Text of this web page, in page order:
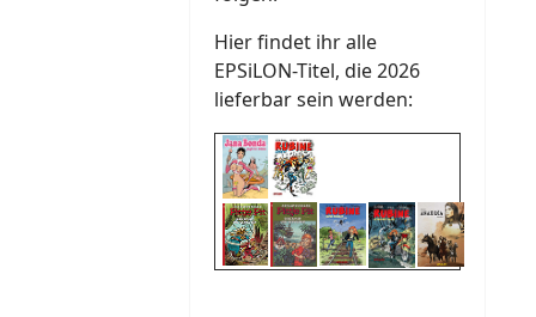
Hier findet ihr alle
EPSiLON-Titel, die 2026
lieferbar sein werden: